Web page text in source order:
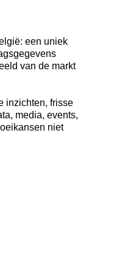
een uniek
van de markt
inzichten, frisse
media, events,
niet